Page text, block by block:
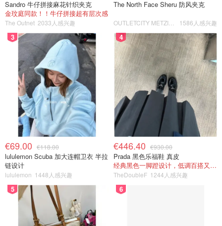
Sandro 牛仔拼接麻花针织夹克
金玟庭同款！！牛仔拼接超有层次感
The Outnet 2033人感兴趣
The North Face Sheru 防风夹克
1586人感兴趣
3
€69.00 €118.00
lululemon Scuba 加大连帽卫衣 半拉
链设计
lululemon 1448人感兴趣
4
€446.40 €930.00
Prada 黑色乐福鞋 真皮
经典黑色一脚蹬设计，低调百搭又高级
TheDoubleF 1244人感兴趣
5 6